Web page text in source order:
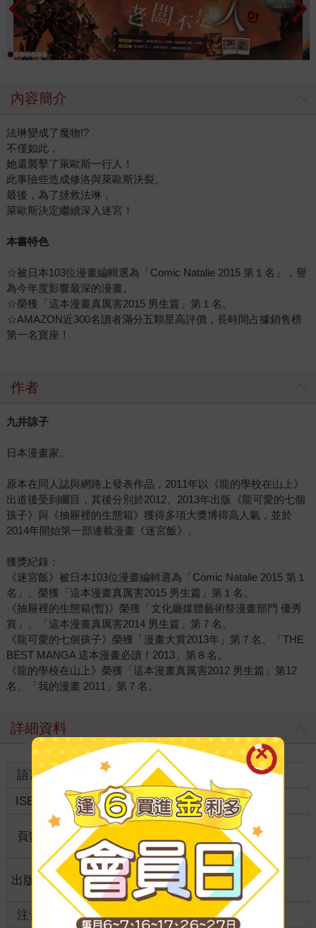
內容簡介
法琳變成了魔物!?
不僅如此，
她還襲擊了萊歐斯一行人！
此事險些造成修洛與萊歐斯決裂。
最後，為了拯救法琳，
萊歐斯決定繼續深入迷宮！
本書特色
☆被日本103位漫畫編輯選為「Comic Natalie 2015 第１名」，譽
為今年度影響最深的漫畫。
☆榮獲「這本漫畫真厲害2015 男生篇」第１名。
☆AMAZON近300名讀者滿分五顆星高評價，長時間占據銷售榜
第一名寶座！
作者
九井諒子
日本漫畫家。
原本在同人誌與網路上發表作品，2011年以《龍的學校在山上》
出道後受到矚目，其後分別於2012、2013年出版《龍可愛的七個
孩子》與《抽屜裡的生態箱》獲得多項大獎博得高人氣，並於
2014年開始第一部連載漫畫《迷宮飯》。
獲獎紀錄：
《迷宮飯》被日本103位漫畫編輯選為「Comic Natalie 2015 第１
名」、榮獲「這本漫畫真厲害2015 男生篇」第１名。
《抽屜裡的生態箱(暫)》榮獲「文化廳媒體藝術祭漫畫部門 優秀
賞」、「這本漫畫真厲害2014 男生篇」第７名。
《龍可愛的七個孩子》榮獲「漫畫大賞2013年」第７名、「THE
BEST MANGA 這本漫畫必讀！2013」第８名。
《龍的學校在山上》榮獲「這本漫畫真厲害2012 男生篇」第12
名、「我的漫畫 2011」第７名。
詳細資料
語言 中文繁體
裝訂
ISBN
9789865122119 分級 普通級
頁數 216
商品規
格
32開13*19cm
出版地 台灣
適讀年
齡
全齡適讀
注音 級別